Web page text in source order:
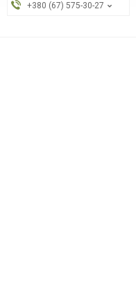
+380 (67) 575-30-27